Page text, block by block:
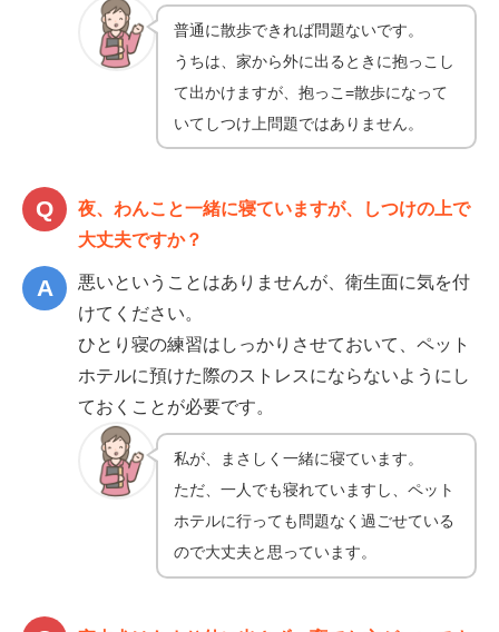
普通に散歩できれば問題ないです。
うちは、家から外に出るときに抱っこし
て出かけますが、抱っこ=散歩になって
いてしつけ上問題ではありません。
夜、わんこと一緒に寝ていますが、しつけの上で
大丈夫ですか？
悪いということはありませんが、衛生面に気を付
けてください。
ひとり寝の練習はしっかりさせておいて、ペット
ホテルに預けた際のストレスにならないようにし
ておくことが必要です。
私が、まさしく一緒に寝ています。
ただ、一人でも寝れていますし、ペット
ホテルに行っても問題なく過ごせている
ので大丈夫と思っています。